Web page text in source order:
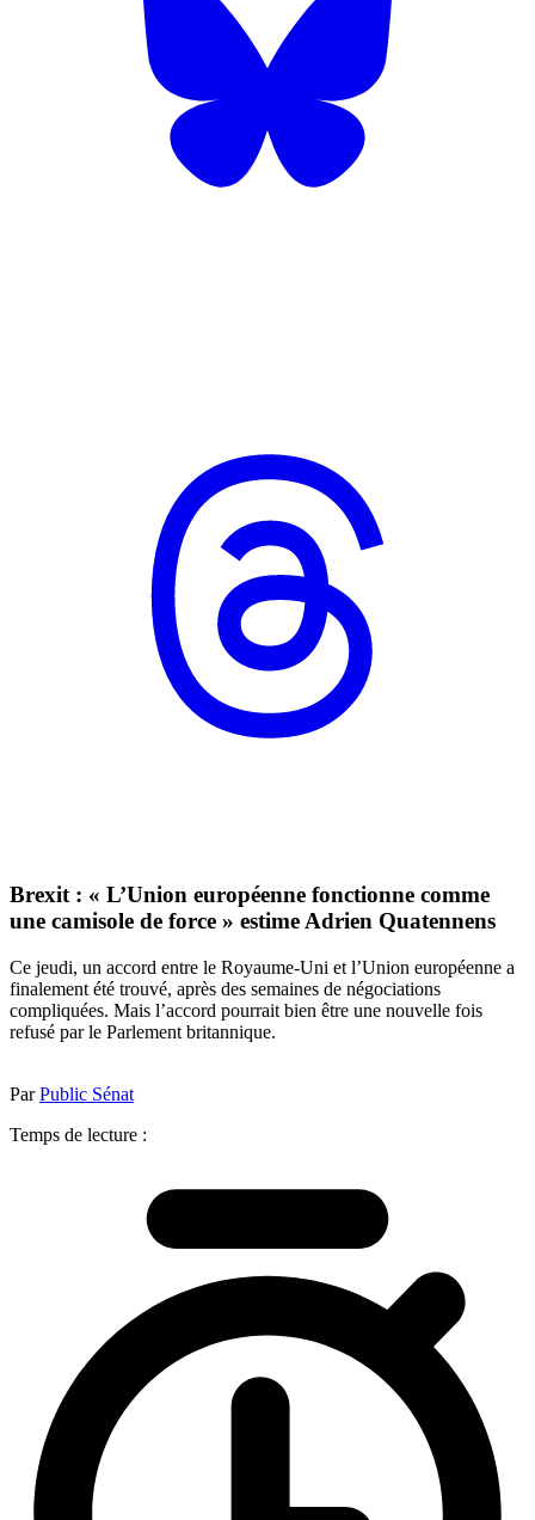
Brexit : « L’Union européenne fonctionne comme
une camisole de force » estime Adrien Quatennens
Ce jeudi, un accord entre le Royaume-Uni et l’Union européenne a
finalement été trouvé, après des semaines de négociations
compliquées. Mais l’accord pourrait bien être une nouvelle fois
refusé par le Parlement britannique.
ParPublic Sénat
Temps de lecture :